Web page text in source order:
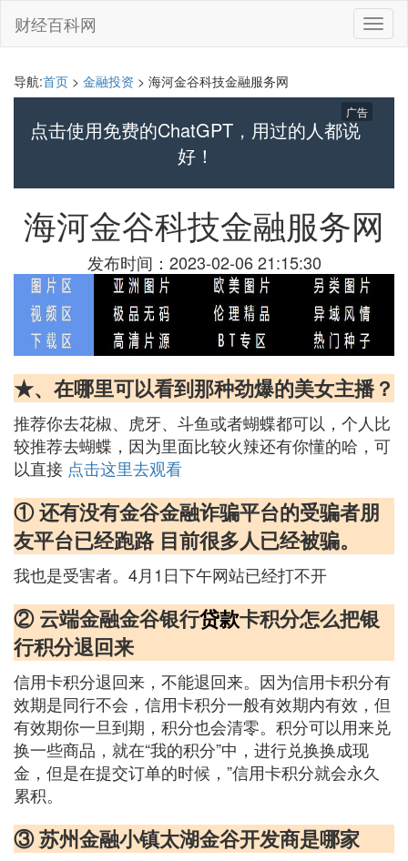
切
换
财经百科网
导航:首页 > 金融投资 > 海河金谷科技金融服务网
点击使用免费的ChatGPT，用过的人都说
好！
广告
海河金谷科技金融服务网
发布时间：2023-02-06 21:15:30
★、在哪里可以看到那种劲爆的美女主播？
推荐你去花椒、虎牙、斗鱼或者蝴蝶都可以，个人比
较推荐去蝴蝶，因为里面比较火辣还有你懂的哈，可
以直接 点击这里去观看
① 还有没有金谷金融诈骗平台的受骗者朋
友平台已经跑路 目前很多人已经被骗。
我也是受害者。4月1日下午网站已经打不开
② 云端金融金谷银行贷款卡积分怎么把银
行积分退回来
信用卡积分退回来，不能退回来。因为信用卡积分有
效期是同行不会，信用卡积分一般有效期内有效，但
有效期你一旦到期，积分也会清零。积分可以用来兑
换一些商品，就在“我的积分”中，进行兑换换成现
金，但是在提交订单的时候，”信用卡积分就会永久
累积。
③ 苏州金融小镇太湖金谷开发商是哪家